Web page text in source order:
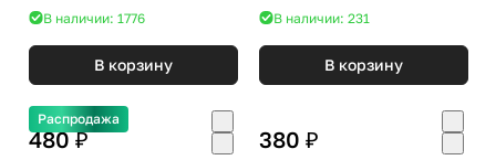
В наличии: 1776
В корзину
В наличии: 231
В корзину
Распродажа
480 ₽ 380 ₽